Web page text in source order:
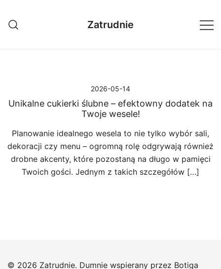
treści
Zatrudnie
2026-05-14
Unikalne cukierki ślubne – efektowny dodatek na
Twoje wesele!
Planowanie idealnego wesela to nie tylko wybór sali,
dekoracji czy menu – ogromną rolę odgrywają również
drobne akcenty, które pozostaną na długo w pamięci
Twoich gości. Jednym z takich szczegółów […]
© 2026 Zatrudnie. Dumnie wspierany przez Botiga